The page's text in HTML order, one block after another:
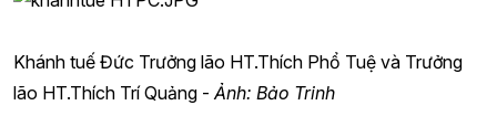
Khánh tuế Đức Trưởng lão HT.Thích Phổ Tuệ và Trưởng
lão HT.Thích Trí Quảng - Ảnh: Bảo Trinh